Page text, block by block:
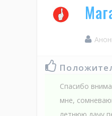
Спасибо
мне,